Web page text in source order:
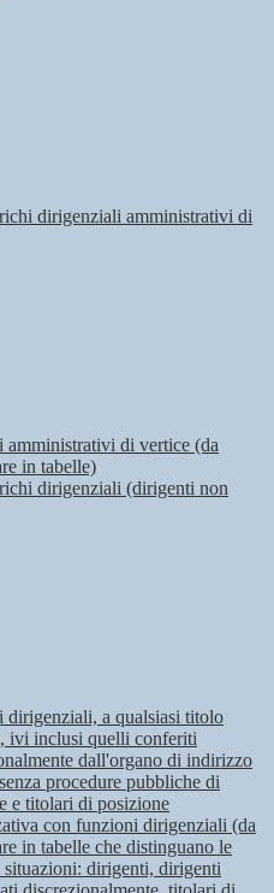
dirigenziali amministrativi di
amministrativi di vertice (da
in tabelle)
dirigenziali (dirigenti non
dirigenziali, a qualsiasi titolo
ivi inclusi quelli conferiti
dall'organo di indirizzo
procedure pubbliche di
e titolari di posizione
con funzioni dirigenziali (da
in tabelle che distinguano le
situazioni: dirigenti, dirigenti